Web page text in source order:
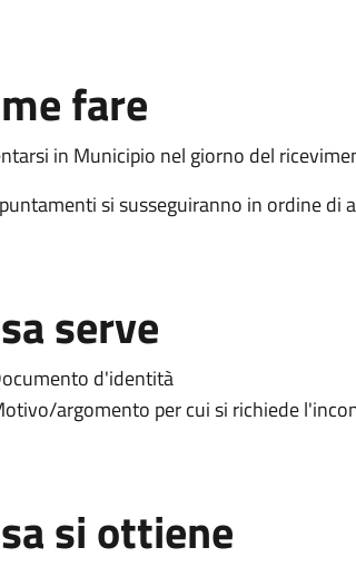
fare
in Municipio nel giorno del
si susseguiranno in ordine di
serve
d'identità
argomento per cui si richiede
si ottiene